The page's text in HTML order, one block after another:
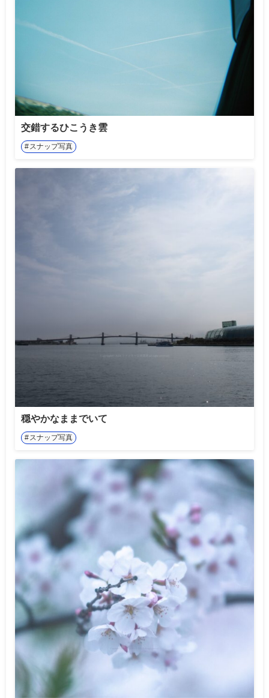
交錯するひこうき雲
スナップ写真
穏やかなままでいて
スナップ写真